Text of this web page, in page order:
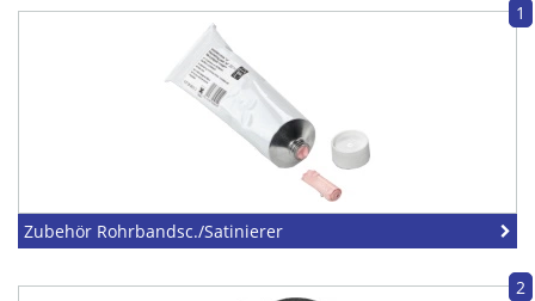
1
Zubehör Rohrbandsc./Satinierer
2